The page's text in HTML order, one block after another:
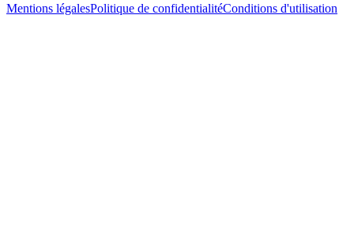
Mentions légalesPolitique de confidentialitéConditions d'utilisation